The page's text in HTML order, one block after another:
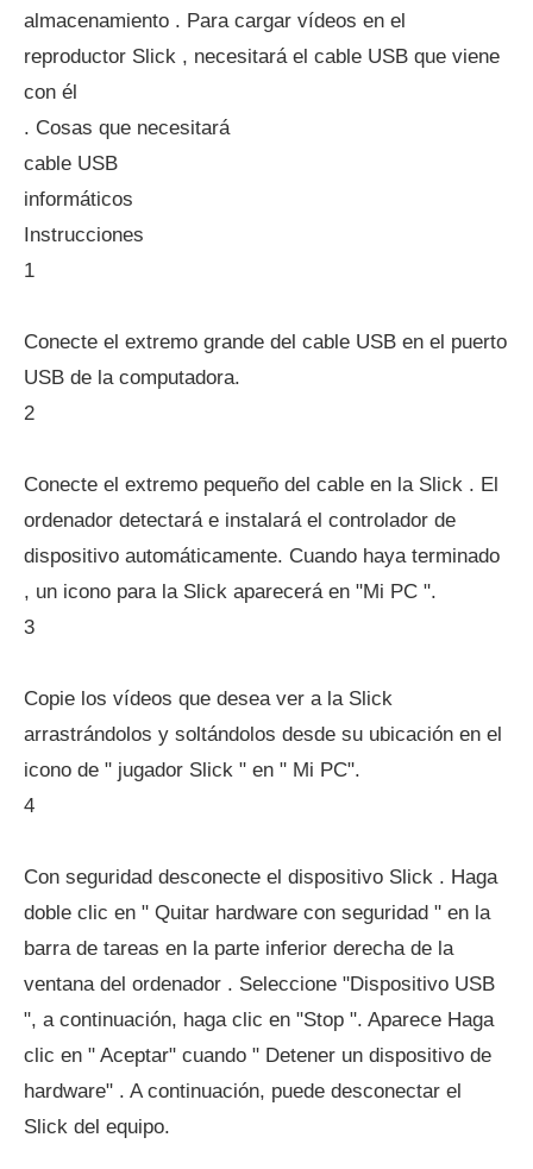
almacenamiento . Para cargar vídeos en el
reproductor Slick , necesitará el cable USB que viene
con él
. Cosas que necesitará
cable USB
informáticos
Instrucciones
1
Conecte el extremo grande del cable USB en el puerto
USB de la computadora.
2
Conecte el extremo pequeño del cable en la Slick . El
ordenador detectará e instalará el controlador de
dispositivo automáticamente. Cuando haya terminado
, un icono para la Slick aparecerá en "Mi PC ".
3
Copie los vídeos que desea ver a la Slick
arrastrándolos y soltándolos desde su ubicación en el
icono de " jugador Slick " en " Mi PC".
4
Con seguridad desconecte el dispositivo Slick . Haga
doble clic en " Quitar hardware con seguridad " en la
barra de tareas en la parte inferior derecha de la
ventana del ordenador . Seleccione "Dispositivo USB
", a continuación, haga clic en "Stop ". Aparece Haga
clic en " Aceptar" cuando " Detener un dispositivo de
hardware" . A continuación, puede desconectar el
Slick del equipo.